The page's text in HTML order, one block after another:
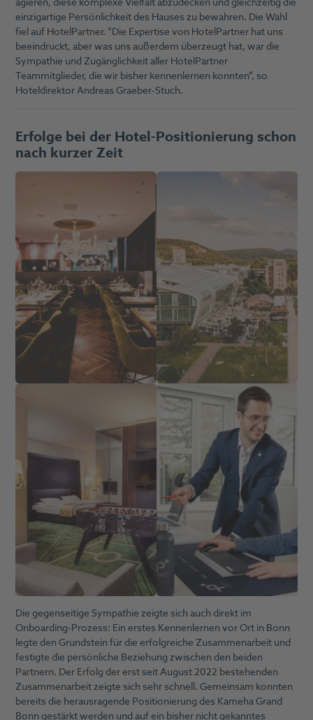
einzigartige Persönlichkeit des Hauses zu bewahren. Die Wahl
fiel auf HotelPartner. “Die Expertise von HotelPartner hat uns
beeindruckt, aber was uns außerdem überzeugt hat, war die
Sympathie und Zugänglichkeit aller HotelPartner
Teammitglieder, die wir bisher kennenlernen konnten“, so
Hoteldirektor Andreas Graeber-Stuch.
Erfolge bei der Hotel-Positionierung schon
nach kurzer Zeit
Die gegenseitige Sympathie zeigte sich auch direkt im
Onboarding-Prozess: Ein erstes Kennenlernen vor Ort in Bonn
legte den Grundstein für die erfolgreiche Zusammenarbeit und
festigte die persönliche Beziehung zwischen den beiden
Partnern. Der Erfolg der erst seit August 2022 bestehenden
Zusammenarbeit zeigte sich sehr schnell. Gemeinsam konnten
bereits die herausragende Positionierung des Kameha Grand
Bonn gestärkt werden und auf ein bisher nicht gekanntes